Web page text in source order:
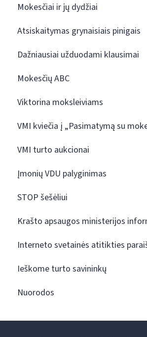
Mokesčiai ir jų dydžiai
Atsiskaitymas grynaisiais pinigais
Dažniausiai užduodami klausimai
Mokesčių ABC
Viktorina moksleiviams
VMI kviečia į „Pasimatymą su
VMI turto aukcionai
Įmonių VDU palyginimas
STOP šešėliui
Krašto apsaugos ministerijos
Interneto svetainės atitikties
Ieškome turto savininkų
Nuorodos